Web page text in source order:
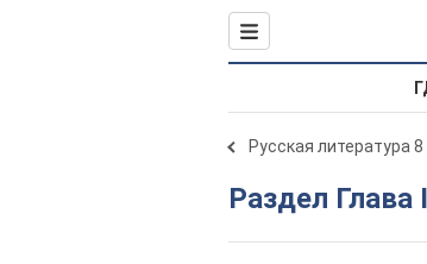
Русская литература
Раздел Глава